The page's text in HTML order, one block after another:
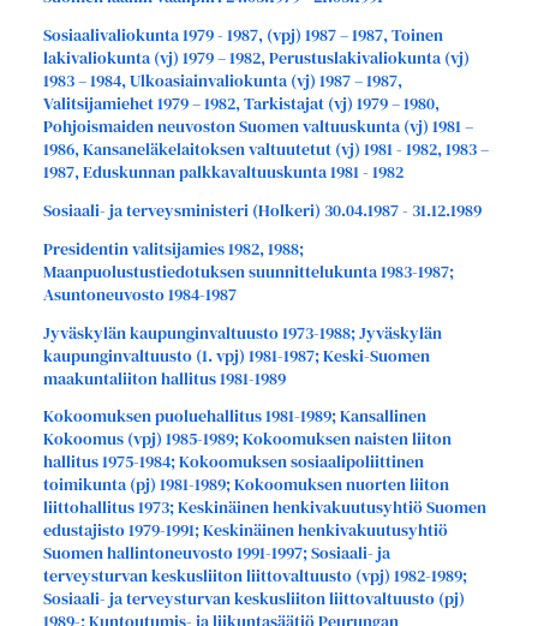
Sosiaalivaliokunta 1979 - 1987, (vpj) 1987 – 1987, Toinen
lakivaliokunta (vj) 1979 – 1982, Perustuslakivaliokunta (vj)
1983 – 1984, Ulkoasiainvaliokunta (vj) 1987 – 1987,
Valitsijamiehet 1979 – 1982, Tarkistajat (vj) 1979 – 1980,
Pohjoismaiden neuvoston Suomen valtuuskunta (vj) 1981 –
1986, Kansaneläkelaitoksen valtuutetut (vj) 1981 - 1982, 1983 –
1987, Eduskunnan palkkavaltuuskunta 1981 - 1982
Sosiaali- ja terveysministeri (Holkeri) 30.04.1987 - 31.12.1989
Presidentin valitsijamies 1982, 1988;
Maanpuolustustiedotuksen suunnittelukunta 1983-1987;
Asuntoneuvosto 1984-1987
Jyväskylän kaupunginvaltuusto 1973-1988; Jyväskylän
kaupunginvaltuusto (1. vpj) 1981-1987; Keski-Suomen
maakuntaliiton hallitus 1981-1989
Kokoomuksen puoluehallitus 1981-1989; Kansallinen
Kokoomus (vpj) 1985-1989; Kokoomuksen naisten liiton
hallitus 1975-1984; Kokoomuksen sosiaalipoliittinen
toimikunta (pj) 1981-1989; Kokoomuksen nuorten liiton
liittohallitus 1973; Keskinäinen henkivakuutusyhtiö Suomen
edustajisto 1979-1991; Keskinäinen henkivakuutusyhtiö
Suomen hallintoneuvosto 1991-1997; Sosiaali- ja
terveysturvan keskusliiton liittovaltuusto (vpj) 1982-1989;
Sosiaali- ja terveysturvan keskusliiton liittovaltuusto (pj)